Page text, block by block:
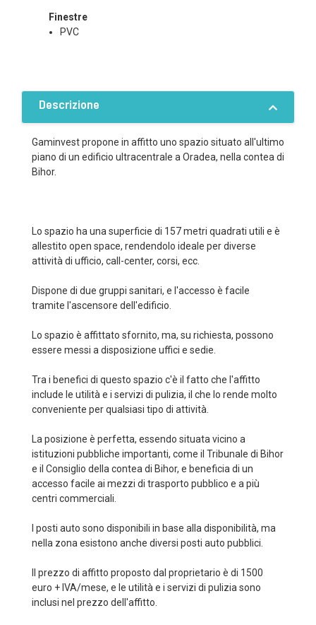
Finestre
PVC
Descrizione
Gaminvest propone in affitto uno spazio situato all'ultimo
piano di un edificio ultracentrale a Oradea, nella contea di
Bihor.
Lo spazio ha una superficie di 157 metri quadrati utili e è
allestito open space, rendendolo ideale per diverse
attività di ufficio, call-center, corsi, ecc.
Dispone di due gruppi sanitari, e l'accesso è facile
tramite l'ascensore dell'edificio.
Lo spazio è affittato sfornito, ma, su richiesta, possono
essere messi a disposizione uffici e sedie.
Tra i benefici di questo spazio c'è il fatto che l'affitto
include le utilità e i servizi di pulizia, il che lo rende molto
conveniente per qualsiasi tipo di attività.
La posizione è perfetta, essendo situata vicino a
istituzioni pubbliche importanti, come il Tribunale di Bihor
e il Consiglio della contea di Bihor, e beneficia di un
accesso facile ai mezzi di trasporto pubblico e a più
centri commerciali.
I posti auto sono disponibili in base alla disponibilità, ma
nella zona esistono anche diversi posti auto pubblici.
Il prezzo di affitto proposto dal proprietario è di 1500
euro + IVA/mese, e le utilità e i servizi di pulizia sono
inclusi nel prezzo dell'affitto.